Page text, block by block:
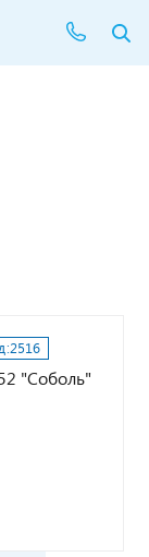
2516
"Соболь"